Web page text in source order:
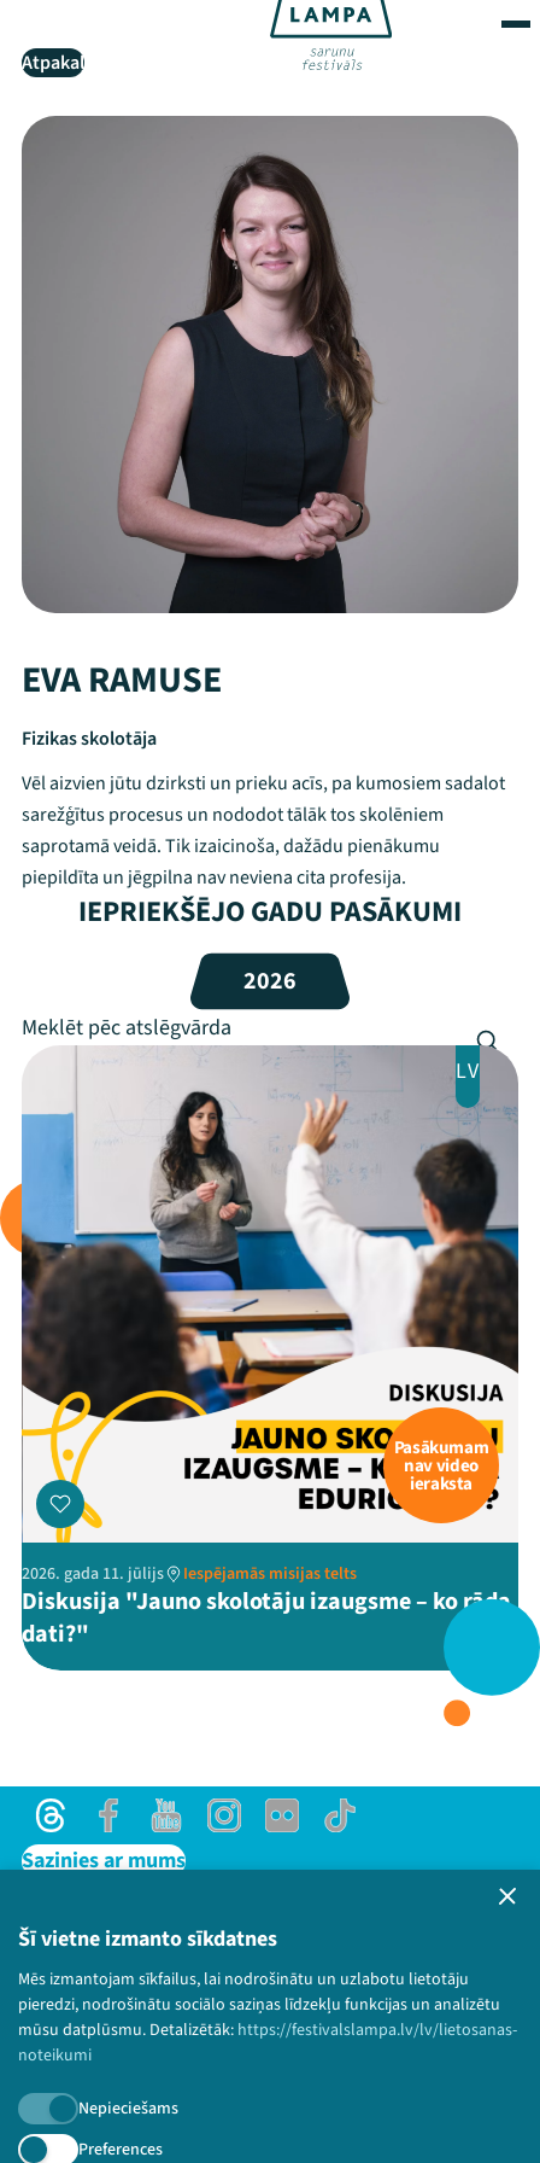
Šī vietne izmanto sīkdatnes
Mēs izmantojam sīkfailus, lai nodrošinātu un uzlabotu lietotāju
pieredzi, nodrošinātu sociālo saziņas līdzekļu funkcijas un analizētu
mūsu datplūsmu. Detalizētāk: https://festivalslampa.lv/lv/lietosanas-
noteikumi
Nepieciešams
Preferences
Mana programma
Festivāls
Programma
Arhīvs
Viņi bija LAMPĀ 2026
Jaunumi
Ziedo
Veikals
Kontakti
ThreadsFacebookYoutube
X Instagram
Flick TikTok
Atpakaļ
EVA RAMUSE
Fizikas skolotāja
Vēl aizvien jūtu dzirksti un prieku acīs, pa kumosiem sadalot
sarežģītus procesus un nododot tālāk tos skolēniem
saprotamā veidā. Tik izaicinoša, dažādu pienākumu
piepildīta un jēgpilna nav neviena cita profesija.
IEPRIEKŠĒJO GADU PASĀKUMI
2026
LV
Pasākumam
nav video
ieraksta
2026. gada 11. jūlijs Iespējamās misijas telts
Diskusija "Jauno skolotāju izaugsme – ko rāda
dati?"
ThreadsFacebookYoutubeInstagram
Flick TikTok
Sazinies ar mums
Lietošanas noteikumi un sīkdatņu politika
Bērnu aizsardzības politika
© 2026 Sarunu festivāls LAMPA Visas tiesības
paturētas.
Piesakies jaunumiem!